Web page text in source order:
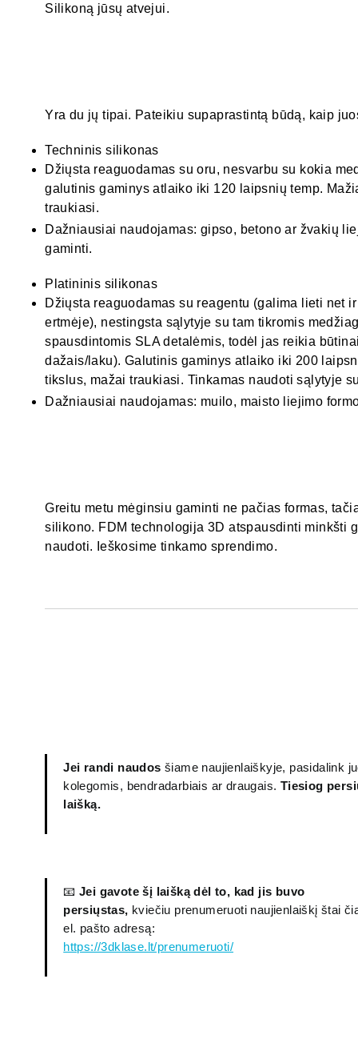
Silikoną jūsų atvejui.
Yra du jų tipai. Pateikiu supaprastintą būdą, kaip
Techninis silikonas
Džiųsta reaguodamas su oru, nesvarbu su kokia
galutinis gaminys atlaiko iki 120 laipsnių temp.
traukiasi.
Dažniausiai naudojamas: gipso, betono ar žvakių
gaminti.
Platininis silikonas
Džiųsta reaguodamas su reagentu (galima lieti net
ertmėje), nestingsta sąlytyje su tam tikromis
spausdintomis SLA detalėmis, todėl jas reikia
dažais/laku). Galutinis gaminys atlaiko iki 200
tikslus, mažai traukiasi. Tinkamas naudoti sąlytyje
Dažniausiai naudojamas: muilo, maisto liejimo
Greitu metu mėginsiu gaminti ne pačias formas,
silikono. FDM technologija 3D atspausdinti minkšti
naudoti. Ieškosime tinkamo sprendimo.
Jei randi naudos šiame naujienlaiškyje, pasidalink
kolegomis, bendradarbiais ar draugais. Tiesiog
laišką.
📧Jei gavote šį laišką dėl to, kad jis buvo
persiųstas, kviečiu prenumeruoti naujienlaiškį štai
el. pašto adresą:
https://3dklase.lt/prenumeruoti/